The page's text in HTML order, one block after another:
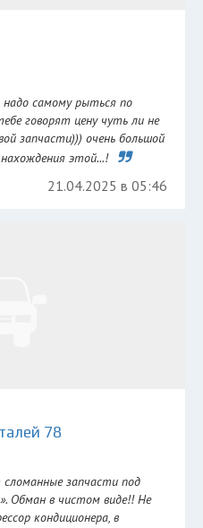
самому рыться по
говорят цену чуть ли не
запчасти))) очень большой
этой...!
21.04.2025 в 05:46
78
запчасти под
Обман в чистом виде!! Не
кондиционера, в